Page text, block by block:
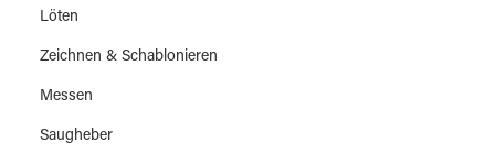
Löten
Zeichnen & Schablonieren
Messen
Saugheber